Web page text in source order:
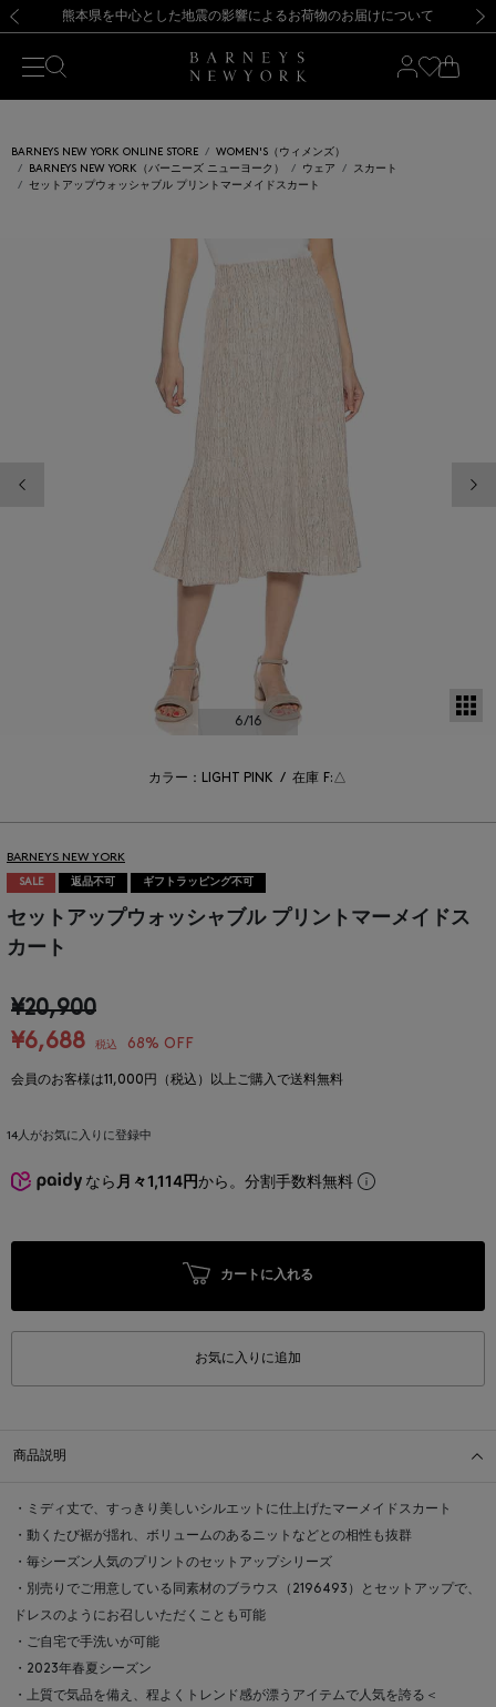
新規登録のお客様も対象！＜MY BARNEYS＞会員のお客様は11,000円（税込）以上のお買上げで常時送料無料！お買い物の際は会員登録を！
【夏季休業に伴う返品・交換承り一時停止のお知らせ】（2026.8.5）
熊本県を中心とした地震の影響によるお荷物のお届けについて
【開催中】SUMMER SALEのご案内・ご注意事項 新規登録のお客様も対象！＜MY BARNEYS＞会員のお客様は11,000円（税込）以上のお買上げで常時送料無料！お買い物の際は会員登録を！
【夏季休業に伴う返品・交換承り一時停止のお知らせ】（2026.8.5）
BARNEYS NEW YORK ONLINE STORE
WOMEN'S（ウィメンズ）
BARNEYS NEW YORK（バーニーズ ニューヨーク）
ウェア
スカート
セットアップウォッシャブル プリントマーメイドスカート
6/16
カラー：LIGHT PINK / 在庫 F:△
BARNEYS NEW YORK
SALE 返品不可 ギフトラッピング不可
セットアップウォッシャブル プリントマーメイドス
カート
¥20,900
¥6,688
税込 68% OFF
会員のお客様は11,000円（税込）以上ご購入で送料無料
14人がお気に入りに登録中
なら 月々1,114円から。分割手数料無料
カートに入れる
お気に入りに追加
商品説明
・ミディ丈で、すっきり美しいシルエットに仕上げたマーメイドスカート
・動くたび裾が揺れ、ボリュームのあるニットなどとの相性も抜群
・毎シーズン人気のプリントのセットアップシリーズ
・別売りでご用意している同素材のブラウス（2196493）とセットアップで、
ドレスのようにお召しいただくことも可能
・ご自宅で手洗いが可能
・2023年春夏シーズン
・上質で気品を備え、程よくトレンド感が漂うアイテムで人気を誇る＜